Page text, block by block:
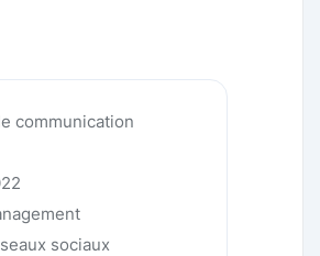
communication
sociaux